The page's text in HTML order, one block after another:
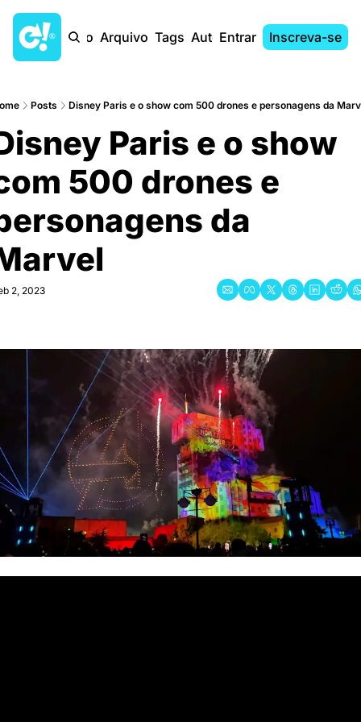
Início Arquivo Tags AutoresEntrar Inscreva-se
Posts Disney Paris e o show com 500 drones e personagens da
Paris e o show
500 drones e
da
2, 2023